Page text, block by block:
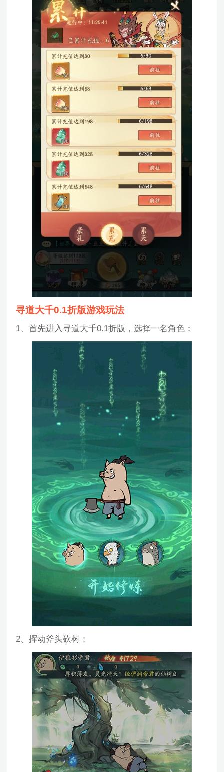
寻道大千0.1折版游戏玩法
1、首先进入寻道大千0.1折版，选择一名角色；
2、挥动斧头砍树；